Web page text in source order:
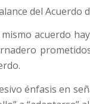
del Acuerdo
acuerdo
énfasis en